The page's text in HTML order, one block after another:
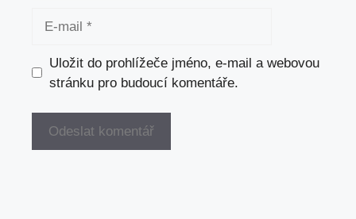
Uložit do prohlížeče jméno, e-mail a webovou
stránku pro budoucí komentáře.